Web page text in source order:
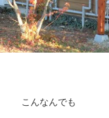
こんなんでも